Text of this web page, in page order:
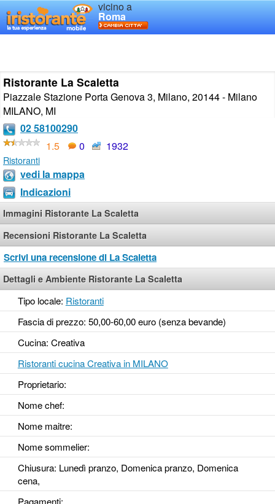
vicino a
Roma
Ristorante La Scaletta
Piazzale Stazione Porta Genova 3, Milano, 20144 - Milano
MILANO, MI
02 58100290
1.5
0 1932
Ristoranti
vedi la mappa
Indicazioni
Immagini Ristorante La Scaletta
Recensioni Ristorante La Scaletta
Scrivi una recensione di La Scaletta
Dettagli e Ambiente Ristorante La Scaletta
Tipo locale: Ristoranti
Fascia di prezzo: 50,00-60,00 euro (senza bevande)
Cucina: Creativa
Ristoranti cucina Creativa in MILANO
Proprietario:
Nome chef:
Nome maitre:
Nome sommelier:
Chiusura: Lunedì pranzo, Domenica pranzo, Domenica
cena,